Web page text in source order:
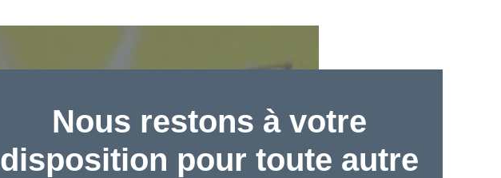
Nous restons à votre
disposition pour toute autre